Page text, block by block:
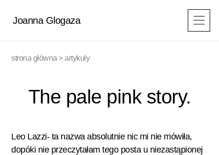
Joanna Glogaza
strona główna >artykuły
The pale pink story.
Leo Lazzi- ta nazwa absolutnie nic mi nie mówiła,
dopóki nie przeczytałam tego postau niezastąpionej